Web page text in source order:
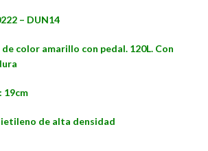
– DUN14
color amarillo con pedal. 120L. Con
19cm
de alta densidad